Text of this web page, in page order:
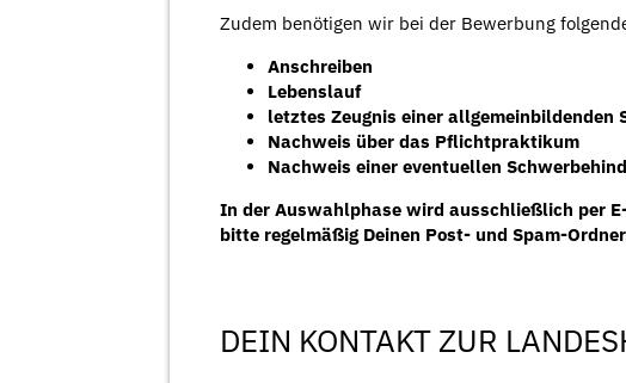
Zudem benötigen wir bei der Bewerbung
Anschreiben
Lebenslauf
letztes Zeugnis einer allgemeinbildenden
Nachweis über das Pflichtpraktikum
Nachweis einer eventuellen
In der Auswahlphase wird ausschließlich per
bitte regelmäßig Deinen Post- und Spam-
DEIN KONTAKT ZUR